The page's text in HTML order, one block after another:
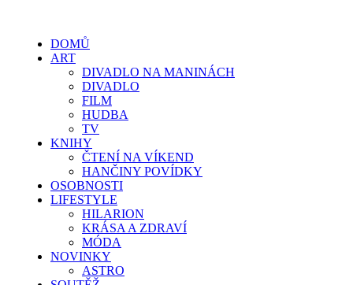
DOMŮ
ART
DIVADLO NA MANINÁCH
DIVADLO
FILM
HUDBA
TV
KNIHY
ČTENÍ NA VÍKEND
HANČINY POVÍDKY
OSOBNOSTI
LIFESTYLE
HILARION
KRÁSA A ZDRAVÍ
MÓDA
NOVINKY
ASTRO